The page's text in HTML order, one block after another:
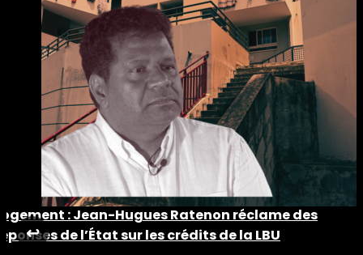
: Jean-Hugues Ratenon réclame des
de l’État sur les crédits de la LBU
↩︎